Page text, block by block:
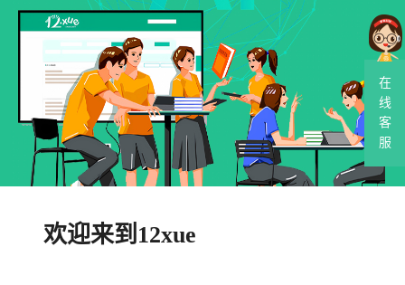
欢迎来到12xue
在
线
客
服